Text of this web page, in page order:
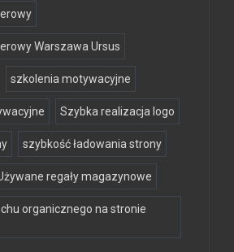
Warszawa Ursus
szkolenia motywacyjne
Szybka realizacja logo
szybkość ładowania strony
regały magazynowe
organicznego na stronie